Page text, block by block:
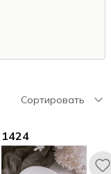
Сортировать
1424